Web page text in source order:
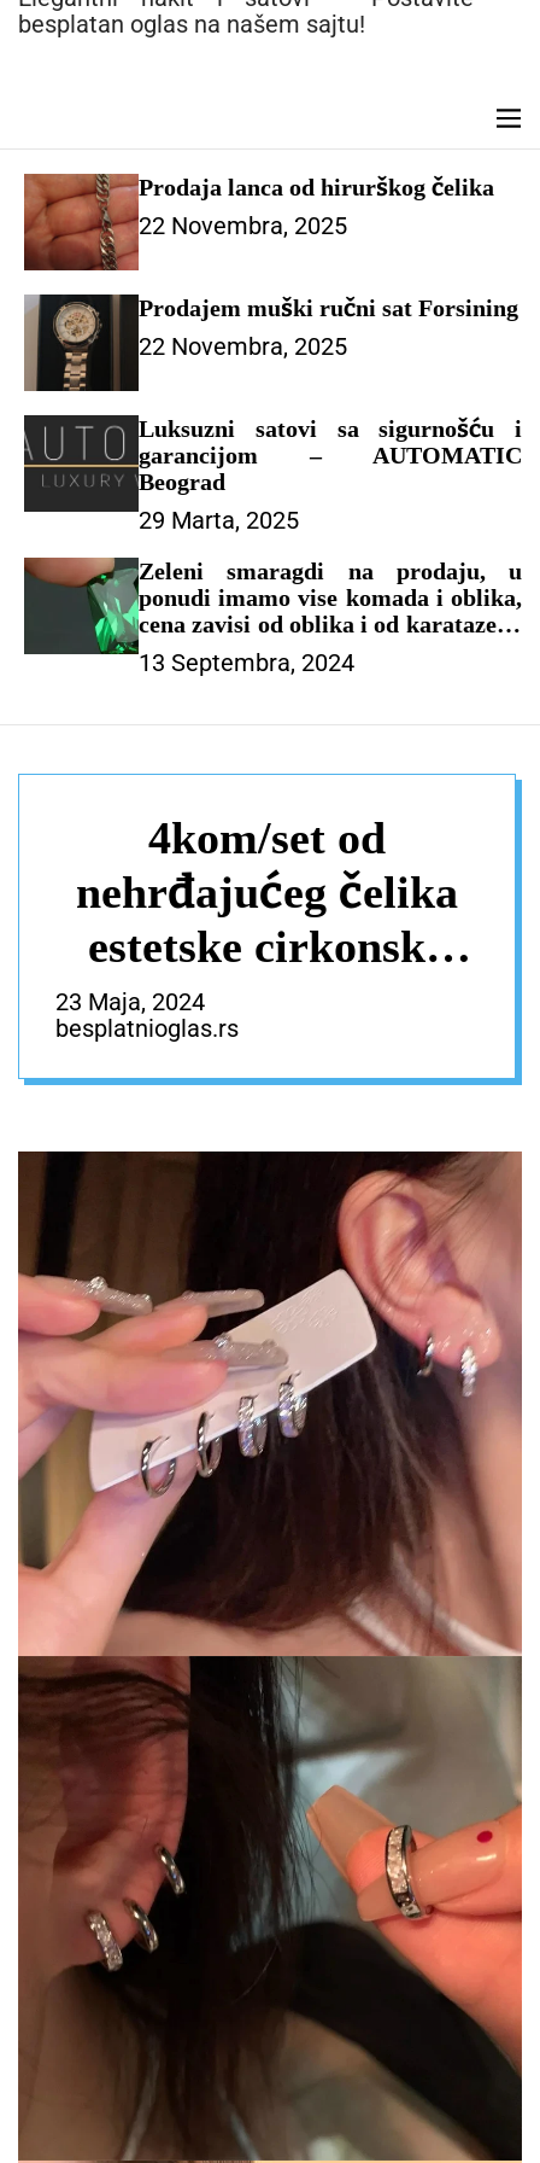
besplatan oglas na našem sajtu!
M
e
Prodaja lanca od hirurškog čelika
22 Novembra, 2025
Prodajem muški ručni sat Forsining
22 Novembra, 2025
Luksuzni satovi sa sigurnošću i
garancijom – AUTOMATIC
Beograd
29 Marta, 2025
Zeleni smaragdi na prodaju, u
ponudi imamo vise komada i oblika,
cena zavisi od oblika i od karataze, u
ponudi imamo i drugo drago
kamenje, nudimo mogućnost
0638861547
13 Septembra, 2024
4kom/set od
nehrđajućeg čelika
estetske cirkonske
naušnice za žene
Egirl Novo I2K Cool
Dodaci – MINĐUŠE
23 Maja, 2024
besplatnioglas.rs